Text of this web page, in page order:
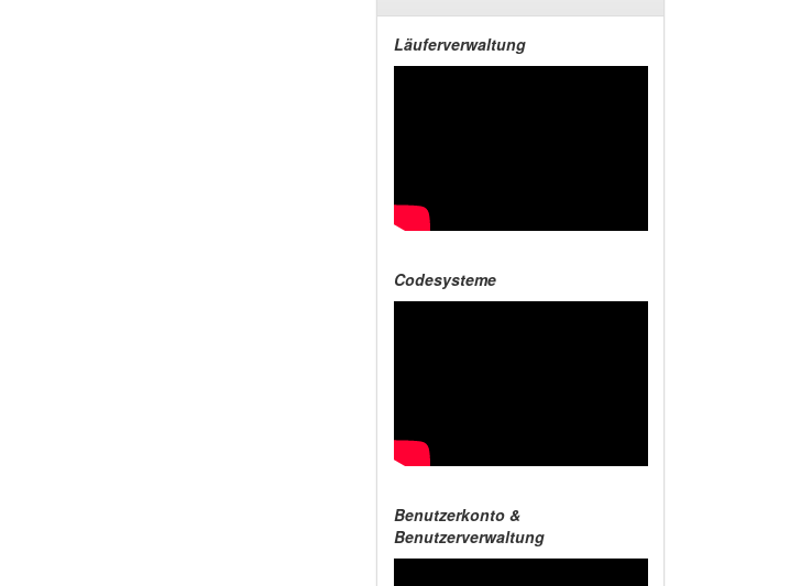
Läuferverwaltung
Codesysteme
Benutzerkonto &
Benutzerverwaltung